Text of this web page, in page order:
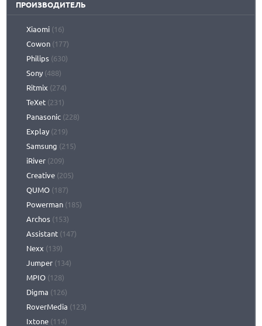
ПРОИЗВОДИТЕЛЬ
Xiaomi (16)
Cowon (177)
Philips (630)
Sony (488)
Ritmix (274)
TeXet (231)
Panasonic (228)
Explay (219)
Samsung (215)
iRiver (209)
Creative (205)
QUMO (187)
Powerman (185)
Archos (153)
Assistant (147)
Nexx (139)
Jumper (134)
MPIO (128)
Digma (126)
RoverMedia (123)
Ixtone (114)